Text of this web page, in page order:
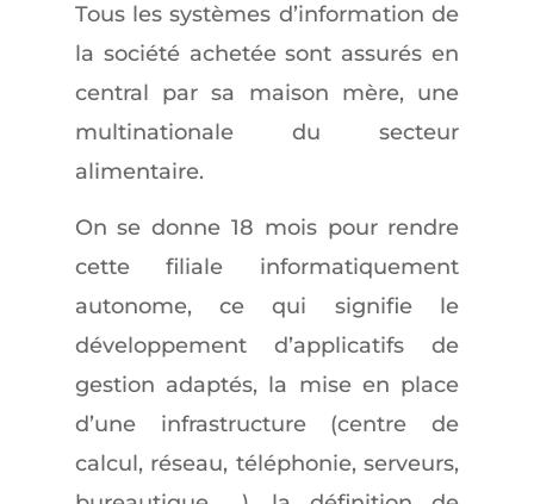
Tous les systèmes d’information de
la société achetée sont assurés en
central par sa maison mère, une
multinationale du secteur
alimentaire.
On se donne 18 mois pour rendre
cette filiale informatiquement
autonome, ce qui signifie le
développement d’applicatifs de
gestion adaptés, la mise en place
d’une infrastructure (centre de
calcul, réseau, téléphonie, serveurs,